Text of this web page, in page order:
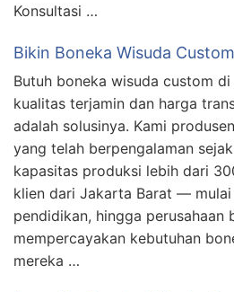
Konsultasi …
Bikin Boneka Wisuda
Butuh boneka wisuda custom
kualitas terjamin dan harga
adalah solusinya. Kami
yang telah berpengalaman
kapasitas produksi lebih dari
klien dari Jakarta Barat —
pendidikan, hingga
mempercayakan kebutuhan
mereka …